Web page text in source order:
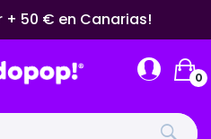
+ 50 € en Canarias!
0